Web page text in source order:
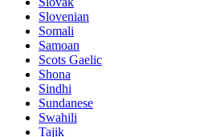
Slovenian
Somali
Samoan
Scots Gaelic
Shona
Sindhi
Sundanese
Swahili
Tajik